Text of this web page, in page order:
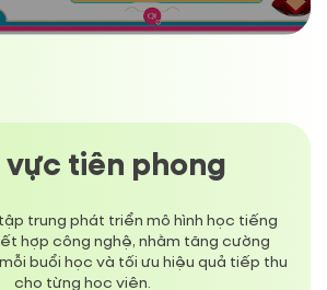
vực tiên phong
tập trung phát triển mô hình học tiếng
hợp công nghệ, nhằm tăng cường
buổi học và tối ưu hiệu quả tiếp thu
cho từng học viên.